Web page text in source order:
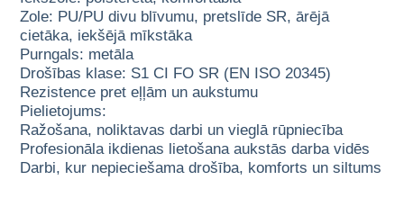
Zole: PU/PU divu blīvumu, pretslīde SR, ārējā
cietāka, iekšējā mīkstāka
Purngals: metāla
Drošības klase: S1 CI FO SR (EN ISO 20345)
Rezistence pret eļļām un aukstumu
Pielietojums:
Ražošana, noliktavas darbi un vieglā rūpniecība
Profesionāla ikdienas lietošana aukstās darba vidēs
Darbi, kur nepieciešama drošība, komforts un siltums